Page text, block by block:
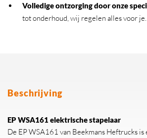
Volledige ontzorging door onze
tot onderhoud, wij regelen alles voor je.
Beschrijving
EP WSA161 elektrische stapelaar
De EP WSA161 van Beekmans Heftrucks is